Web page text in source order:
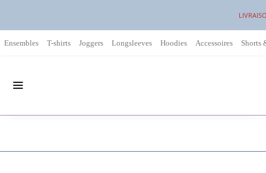
Ensembles T-shirts Joggers Longsleeves Hoodies Accessoires Shorts